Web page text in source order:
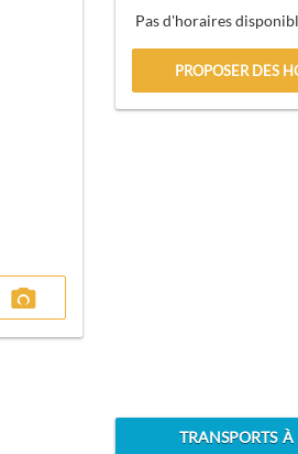
Pas d'horaires
PROPOSER DES
TRANSPORTS